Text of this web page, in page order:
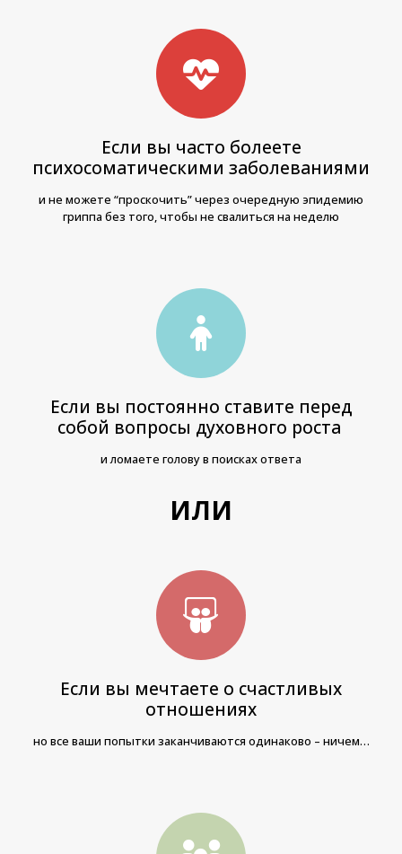
Если вы часто болеете
психосоматическими заболеваниями
и не можете “проскочить” через очередную эпидемию
гриппа без того, чтобы не свалиться на неделю
Если вы постоянно ставите перед
собой вопросы духовного роста
и ломаете голову в поисках ответа
ИЛИ
Если вы мечтаете о счастливых
отношениях
но все ваши попытки заканчиваются одинаково – ничем…